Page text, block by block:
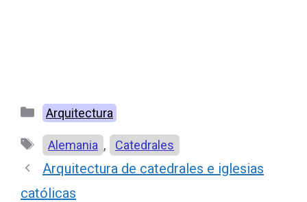
Categorías
Arquitectura
Etiquetas
Alemania , Catedrales
Arquitectura de catedrales e iglesias
católicas